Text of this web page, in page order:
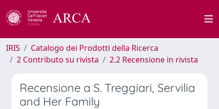
IRIS
Catalogo dei Prodotti della Ricerca
2 Contributo su rivista
2.2 Recensione in rivista
Recensione a S. Treggiari, Servilia
and Her Family